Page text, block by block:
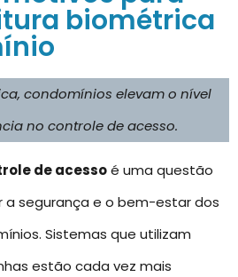
biométrica
condomínios elevam o nível
no controle de acesso.
de acessoé uma questão
a segurança e o bem-estar dos
Sistemas que utilizam
estão cada vez mais